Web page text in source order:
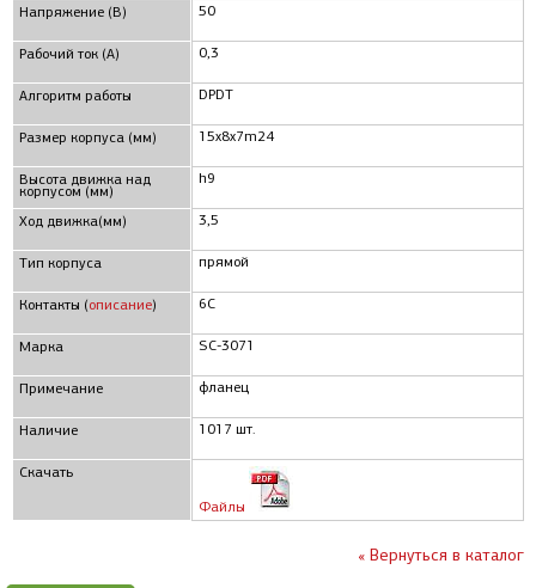
Напряжение (В)
Рабочий ток (А)
Алгоритм работы
Размер корпуса (мм)
Высота движка над
корпусом (мм)
Ход движка(мм)
Тип корпуса
Контакты (описание)
Марка
Примечание
Наличие
Скачать
50
0,3
DPDT
15x8x7m24
h9
3,5
прямой
6C
SC-3071
фланец
1017 шт.
Файлы
« Вернуться в каталог